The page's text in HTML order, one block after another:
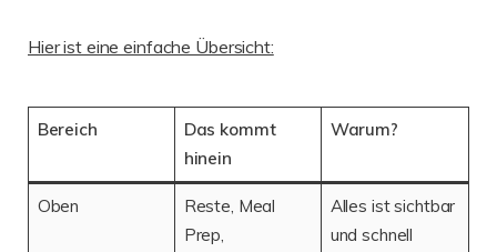
Hier ist eine einfache Übersicht:
Bereich
Das kommt
hinein
Warum?
Oben
Reste, Meal
Prep,
Alles ist sichtbar
und schnell